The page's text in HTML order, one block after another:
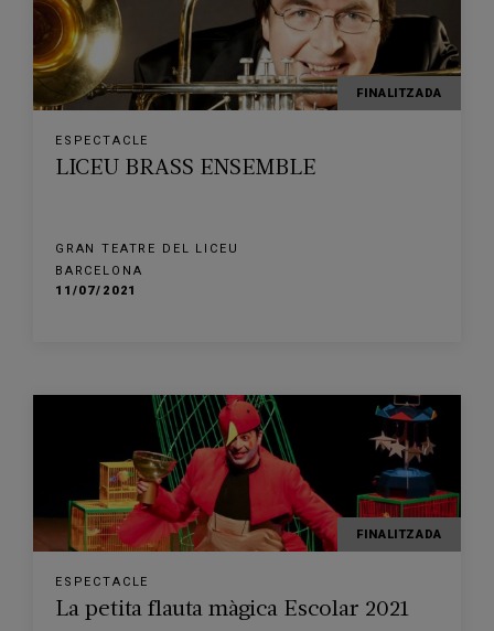
FINALITZADA
ESPECTACLE
LICEU BRASS ENSEMBLE
GRAN TEATRE DEL LICEU
BARCELONA
11/07/2021
FINALITZADA
ESPECTACLE
La petita flauta màgica Escolar 2021